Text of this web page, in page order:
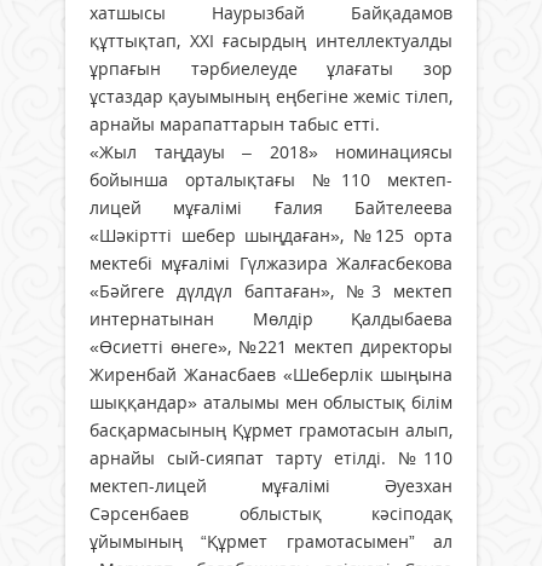
хатшысы Наурызбай Байқадамов
құттықтап, ХХІ ғасырдың интеллектуалды
ұрпағын тәрбиелеуде ұлағаты зор
ұстаздар қауымының еңбегіне жеміс тілеп,
арнайы марапаттарын табыс етті.
«Жыл таңдауы – 2018» номинациясы
бойынша орталықтағы №110 мектеп-
лицей мұғалімі Ғалия Байтелеева
«Шәкіртті шебер шыңдаған», №125 орта
мектебі мұғалімі Гүлжазира Жалғасбекова
«Бәйгеге дүлдүл баптаған», №3 мектеп
интернатынан Мөлдір Қалдыбаева
«Өсиетті өнеге», №221 мектеп директоры
Жиренбай Жанасбаев «Шеберлік шыңына
шыққандар» аталымы мен облыстық білім
басқармасының Құрмет грамотасын алып,
арнайы сый-сияпат тарту етілді. №110
мектеп-лицей мұғалімі Әуезхан
Сәрсенбаев облыстық кәсіподақ
ұйымының “Құрмет грамотасымен” ал